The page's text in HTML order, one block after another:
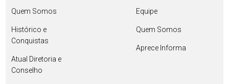
Quem Somos
Histórico e
Conquistas
Atual Diretoria e
Conselho
Equipe
Quem Somos
Aprece Informa